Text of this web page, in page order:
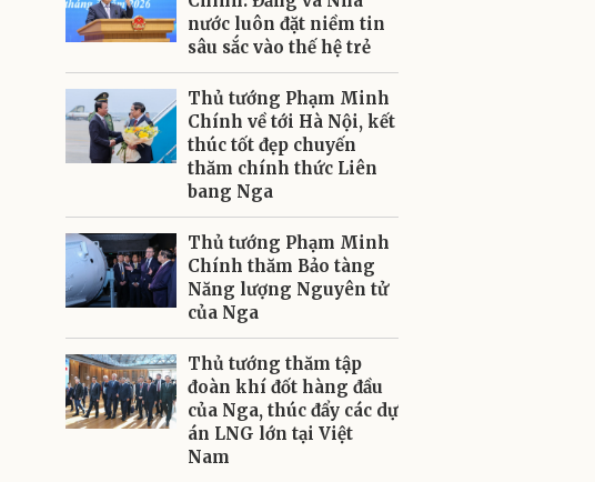
nước luôn đặt niềm tin
sâu sắc vào thế hệ trẻ
Thủ tướng Phạm Minh
Chính về tới Hà Nội, kết
thúc tốt đẹp chuyến
thăm chính thức Liên
bang Nga
Thủ tướng Phạm Minh
Chính thăm Bảo tàng
Năng lượng Nguyên tử
của Nga
Thủ tướng thăm tập
đoàn khí đốt hàng đầu
của Nga, thúc đẩy các dự
án LNG lớn tại Việt
Nam